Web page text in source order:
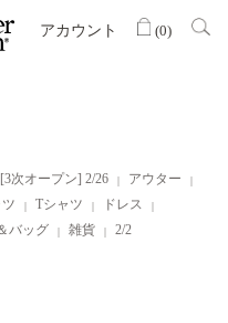
アカウント (0)
[3次オープン] 2/26
アウター
Tシャツ
ドレス
バッグ 雑貨 2/2